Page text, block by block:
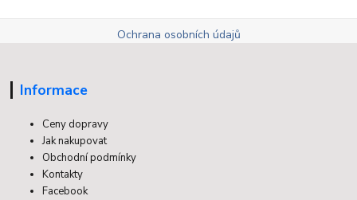
Ochrana osobních údajů
Informace
Ceny dopravy
Jak nakupovat
Obchodní podmínky
Kontakty
Facebook